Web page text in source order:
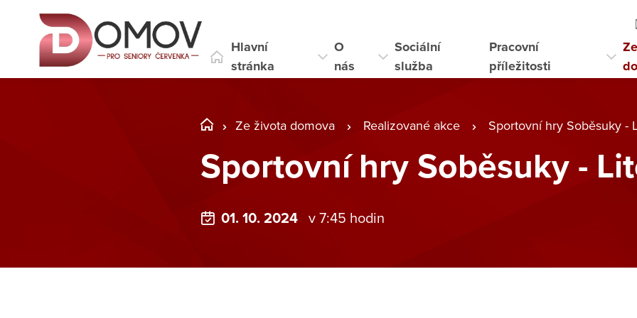
Hlavní
stránka
O
nás
Sociální
služba
Pracovní
příležitosti
Ze života domova Realizované akce Sportovní hry Soběsuky -
Sportovní hry Soběsuky -
01. 10. 2024 v 7:45 hodin